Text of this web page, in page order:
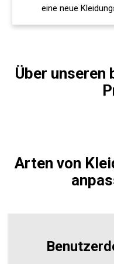
eine neue
Über
Arten von